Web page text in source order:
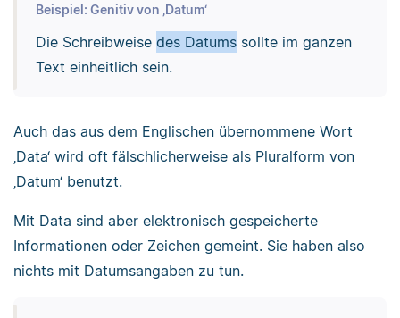
Beispiel: Genitiv von ‚Datum‘
Die Schreibweise des Datumssollte im ganzen
Text einheitlich sein.
Auch das aus dem Englischen übernommene Wort
‚Data‘ wird oft fälschlicherweise als Pluralform von
‚Datum‘ benutzt.
Mit Data sind aber elektronisch gespeicherte
Informationen oder Zeichen gemeint. Sie haben also
nichts mit Datumsangaben zu tun.